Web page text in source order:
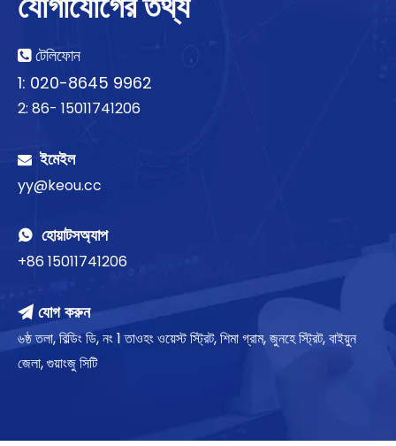
টেলিফোন
1: 020-8645 9962
2: 86- 15011741206
 ইমেইল
yy@keou.cc
 হোয়াটসঅ্যাপ
+86 15011741206
 যোগ করুন
৬ষ্ঠ তলা, বিল্ডিং ডি, নং 1 তাওহং ওয়েস্ট স্ট্রিট, শিমা গ্রাম, জুনহে স্ট্রিট, বাইয়ুন
জেলা, গুয়াংজু সিটি